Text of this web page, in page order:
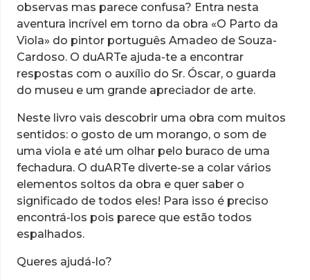
observas mas parece confusa? Entra nesta
aventura incrível em torno da obra «O Parto da
Viola» do pintor português Amadeo de Souza-
Cardoso. O duARTe ajuda-te a encontrar
respostas com o auxílio do Sr. Óscar, o guarda
do museu e um grande apreciador de arte.
Neste livro vais descobrir uma obra com muitos
sentidos: o gosto de um morango, o som de
uma viola e até um olhar pelo buraco de uma
fechadura. O duARTe diverte-se a colar vários
elementos soltos da obra e quer saber o
significado de todos eles! Para isso é preciso
encontrá-los pois parece que estão todos
espalhados.
Queres ajudá-lo?